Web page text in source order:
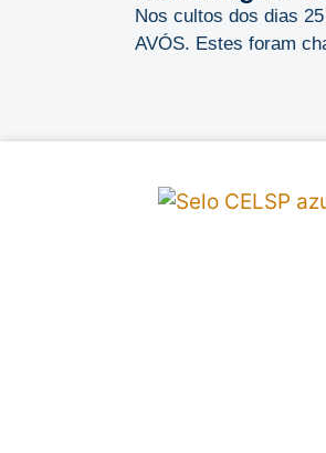
Nos cultos dos dias
AVÓS. Estes foram